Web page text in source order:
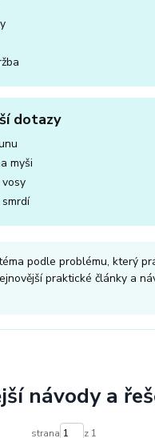
dotazy
myši
podle problému, který
praktické články a
návody a
strana z 1